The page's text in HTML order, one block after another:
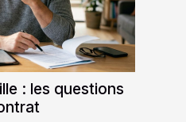
: les questions